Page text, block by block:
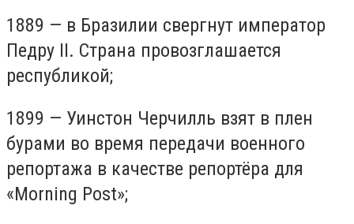
1889 — в Бразилии свергнут император
Педру II. Страна провозглашается
республикой;
1899 — Уинстон Черчилль взят в плен
бурами во время передачи военного
репортажа в качестве репортёра для
«Morning Post»;